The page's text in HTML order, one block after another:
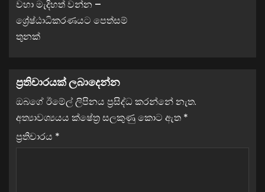
වහා මැදිහත් වන්න –
ශ්‍රේෂ්ඨාධිකරණයට පෙත්සම්
තුනක්
ප්‍රතිචාරයක් ලබාදෙන්න
ඔබගේ ඊමේල් ලිපිනය ප්‍රසිද්ධ කරන්නේ නැත.
අත්‍යාවශ්‍යයය ක්ෂේත්‍ර සලකුණු කොට ඇත *
ප්‍රතිචාරය *